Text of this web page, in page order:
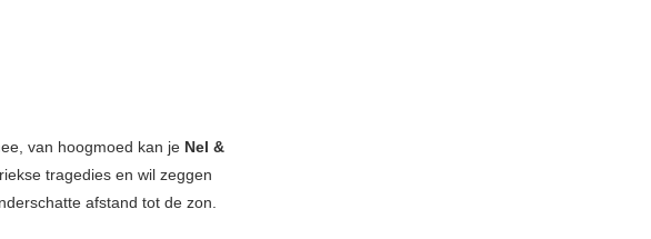
van hoogmoed kan je Nel &
tragedies en wil zeggen
afstand tot de zon.